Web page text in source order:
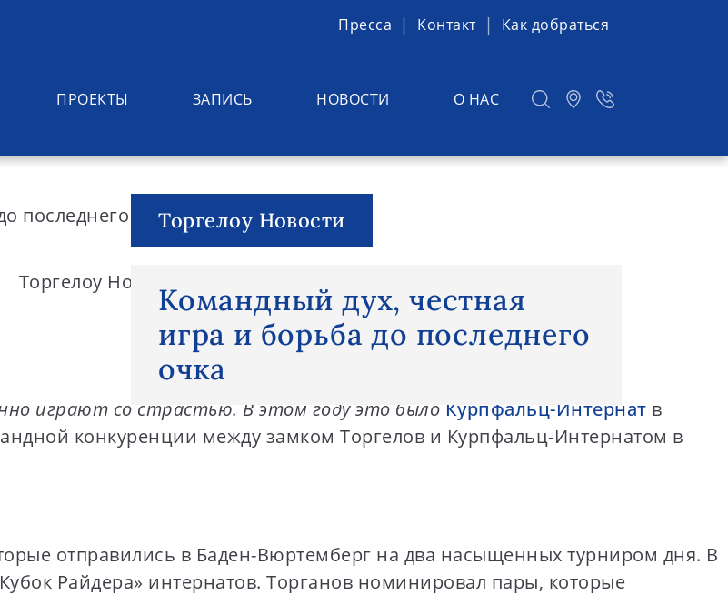
Пресса Контакт Как добраться
ПРОЕКТЫ ЗАПИСЬ НОВОСТИ О НАС
Торгелоу Новости
Командный дух, честная
игра и борьба до последнего
очка
Торгелоу Новости
играют со страстью. В этом году это было Курпфальц-Интернат в
конкуренции между замком Торгелов и Курпфальц-Интернатом в
отправились в Баден-Вюртемберг на два насыщенных турниром дня. В
Райдера» интернатов. Торганов номинировал пары, которые